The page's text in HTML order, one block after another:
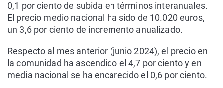
0,1 por ciento de subida en términos interanuales.
El precio medio nacional ha sido de 10.020 euros,
un 3,6 por ciento de incremento anualizado.
Respecto al mes anterior (junio 2024), el precio en
la comunidad ha ascendido el 4,7 por ciento y en
media nacional se ha encarecido el 0,6 por ciento.